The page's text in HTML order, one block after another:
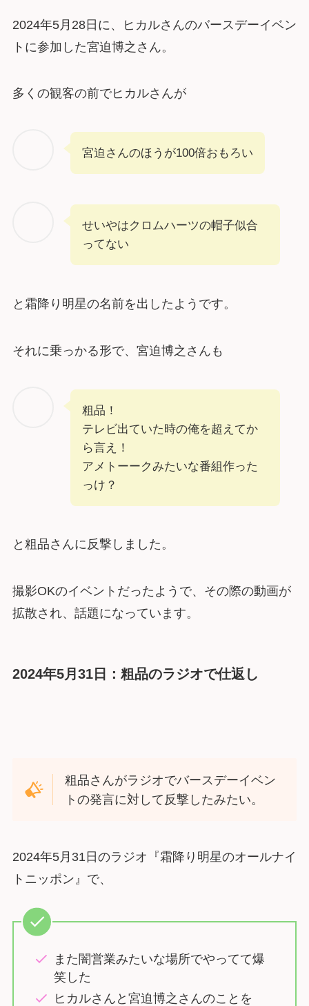
2024年5月28日に、ヒカルさんのバースデーイベン
トに参加した宮迫博之さん。
多くの観客の前でヒカルさんが
宮迫さんのほうが100倍おもろい
せいやはクロムハーツの帽子似合
ってない
と霜降り明星の名前を出したようです。
それに乗っかる形で、宮迫博之さんも
粗品！
テレビ出ていた時の俺を超えてか
ら言え！
アメトーークみたいな番組作った
っけ？
と粗品さんに反撃しました。
撮影OKのイベントだったようで、その際の動画が
拡散され、話題になっています。
2024年5月31日：粗品のラジオで仕返し
粗品さんがラジオでバースデーイベン
トの発言に対して反撃したみたい。
2024年5月31日のラジオ『霜降り明星のオールナイ
トニッポン』で、
また闇営業みたいな場所でやってて爆
笑した
ヒカルさんと宮迫博之さんのことを